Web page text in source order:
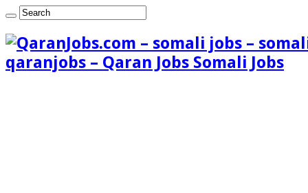
qaranjobs – Qaran Jobs Somali Jobs